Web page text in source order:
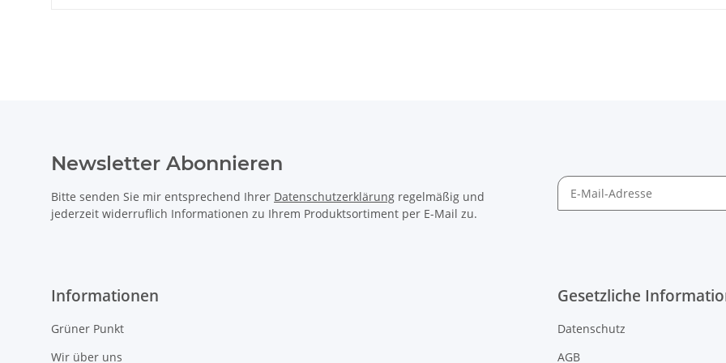
Newsletter Abonnieren
Bitte senden Sie mir entsprechend Ihrer Datenschutzerklärung regelmäßig und
jederzeit widerruflich Informationen zu Ihrem Produktsortiment per E-Mail zu.
Informationen
Grüner Punkt
Wir über uns
Gesetzliche
Datenschutz
AGB